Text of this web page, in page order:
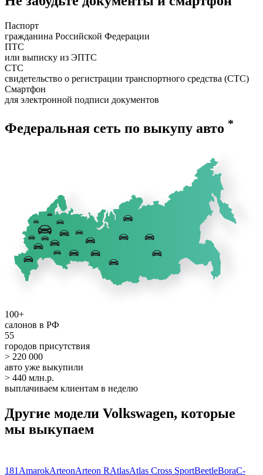
Паспорт
гражданина Российской Федерации
ПТС
или выписку из ЭПТС
СТС
свидетельство о регистрации транспортного средства (СТС)
Смартфон
для электронной подписи документов
Федеральная сеть по выкупу авто *
100+
салонов в РФ
55
городов присутствия
> 220 000
авто уже выкупили
> 440 млн.р.
выплачиваем клиентам в неделю
Другие модели Volkswagen, которые
мы выкупаем
181 AmarokArteonArteon RAtlasAtlas Cross SportBeetleBoraC-